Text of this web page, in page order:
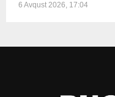
6 Avqust 2026, 17:04